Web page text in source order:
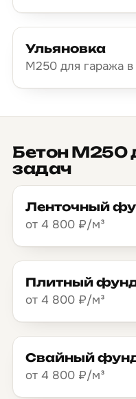
Ульяновка
М250 для гаража в
Бетон М250
задач
Ленточный
от 4 800 ₽/м³
Плитный
от 4 800 ₽/м³
Свайный
от 4 800 ₽/м³